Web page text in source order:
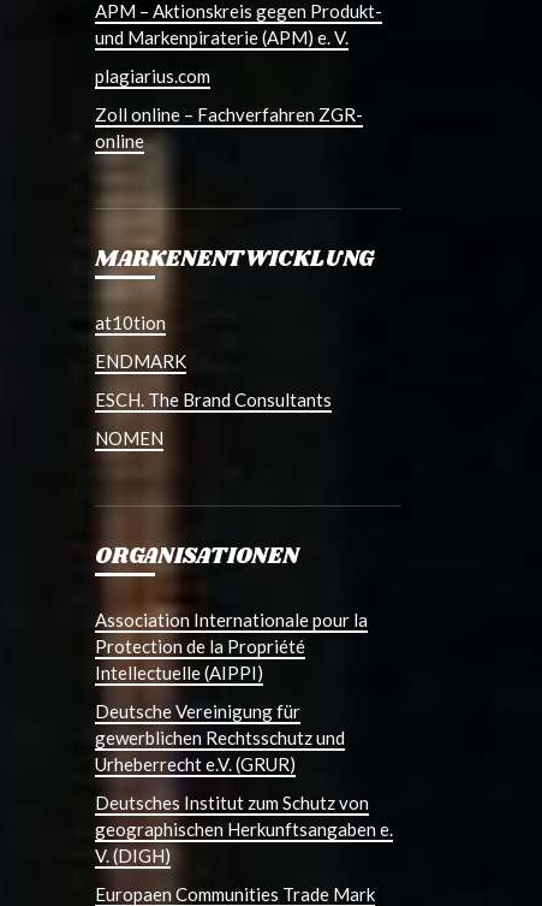
APM – Aktionskreis gegen Produkt-
und Markenpiraterie (APM) e. V.
plagiarius.com
Zoll online – Fachverfahren ZGR-
online
MARKENENTWICKLUNG
at10tion
ENDMARK
ESCH. The Brand Consultants
NOMEN
ORGANISATIONEN
Association Internationale pour la
Protection de la Propriété
Intellectuelle (AIPPI)
Deutsche Vereinigung für
gewerblichen Rechtsschutz und
Urheberrecht e.V. (GRUR)
Deutsches Institut zum Schutz von
geographischen Herkunftsangaben e.
V. (DIGH)
Europaen Communities Trade Mark